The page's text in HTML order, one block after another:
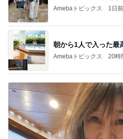
気になる白髪のためのカラーリング
Amebaトピックス
記事を読
だいた 長くなった打
Amebaトピックス 1日前